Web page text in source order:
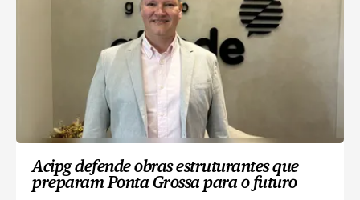
Acipg defende obras estruturantes que
preparam Ponta Grossa para o futuro